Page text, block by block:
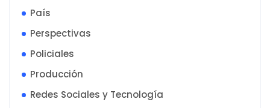
País
Perspectivas
Policiales
Producción
Redes Sociales y Tecnología